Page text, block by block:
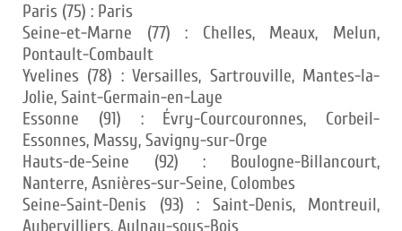
Paris (75) : Paris
Seine-et-Marne (77) : Chelles, Meaux, Melun,
Pontault-Combault
Yvelines (78) : Versailles, Sartrouville, Mantes-la-
Jolie, Saint-Germain-en-Laye
Essonne (91) : Évry-Courcouronnes, Corbeil-
Essonnes, Massy, Savigny-sur-Orge
Hauts-de-Seine (92) : Boulogne-Billancourt,
Nanterre, Asnières-sur-Seine, Colombes
Seine-Saint-Denis (93) : Saint-Denis, Montreuil,
Aubervilliers, Aulnay-sous-Bois